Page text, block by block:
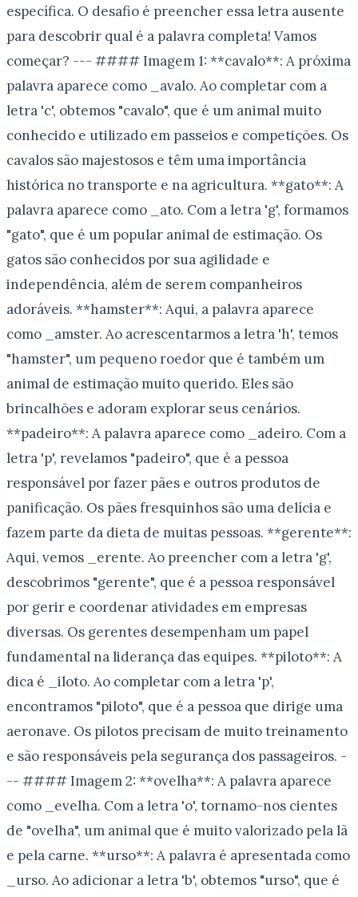
específica. O desafio é preencher essa letra ausente
para descobrir qual é a palavra completa! Vamos
começar? --- #### Imagem 1: **cavalo**: A próxima
palavra aparece como _avalo. Ao completar com a
letra 'c', obtemos "cavalo", que é um animal muito
conhecido e utilizado em passeios e competições. Os
cavalos são majestosos e têm uma importância
histórica no transporte e na agricultura. **gato**: A
palavra aparece como _ato. Com a letra 'g', formamos
"gato", que é um popular animal de estimação. Os
gatos são conhecidos por sua agilidade e
independência, além de serem companheiros
adoráveis. **hamster**: Aqui, a palavra aparece
como _amster. Ao acrescentarmos a letra 'h', temos
"hamster", um pequeno roedor que é também um
animal de estimação muito querido. Eles são
brincalhões e adoram explorar seus cenários.
**padeiro**: A palavra aparece como _adeiro. Com a
letra 'p', revelamos "padeiro", que é a pessoa
responsável por fazer pães e outros produtos de
panificação. Os pães fresquinhos são uma delícia e
fazem parte da dieta de muitas pessoas. **gerente**:
Aqui, vemos _erente. Ao preencher com a letra 'g',
descobrimos "gerente", que é a pessoa responsável
por gerir e coordenar atividades em empresas
diversas. Os gerentes desempenham um papel
fundamental na liderança das equipes. **piloto**: A
dica é _iloto. Ao completar com a letra 'p',
encontramos "piloto", que é a pessoa que dirige uma
aeronave. Os pilotos precisam de muito treinamento
e são responsáveis pela segurança dos passageiros. -
-- #### Imagem 2: **ovelha**: A palavra aparece
como _evelha. Com a letra 'o', tornamo-nos cientes
de "ovelha", um animal que é muito valorizado pela lã
e pela carne. **urso**: A palavra é apresentada como
_urso. Ao adicionar a letra 'b', obtemos "urso", que é